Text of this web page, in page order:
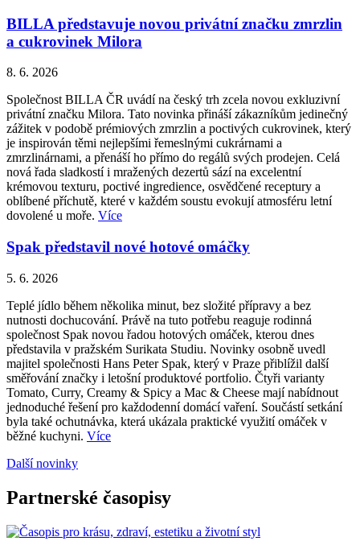
BILLA představuje novou privátní značku zmrzlin
a cukrovinek Milora
8. 6. 2026
Společnost BILLA ČR uvádí na český trh zcela novou exkluzivní
privátní značku Milora. Tato novinka přináší zákazníkům jedinečný
zážitek v podobě prémiových zmrzlin a poctivých cukrovinek, který
je inspirován těmi nejlepšími řemeslnými cukrárnami a
zmrzlinárnami, a přenáší ho přímo do regálů svých prodejen. Celá
nová řada sladkostí i mražených dezertů sází na excelentní
krémovou texturu, poctivé ingredience, osvědčené receptury a
oblíbené příchutě, které v každém soustu evokují atmosféru letní
dovolené u moře. Více
Spak představil nové hotové omáčky
5. 6. 2026
Teplé jídlo během několika minut, bez složité přípravy a bez
nutnosti dochucování. Právě na tuto potřebu reaguje rodinná
společnost Spak novou řadou hotových omáček, kterou dnes
představila v pražském Surikata Studiu. Novinky osobně uvedl
majitel společnosti Hans Peter Spak, který v Praze přiblížil další
směřování značky i letošní produktové portfolio. Čtyři varianty
Tomato, Curry, Creamy & Spicy a Mac & Cheese mají nabídnout
jednoduché řešení pro každodenní domácí vaření. Součástí setkání
byla také ochutnávka, která ukázala praktické využití omáček v
běžné kuchyni. Více
Další novinky
Partnerské časopisy